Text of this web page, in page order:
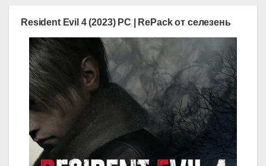
Resident Evil 4 (2023) PC | RePack от селезень